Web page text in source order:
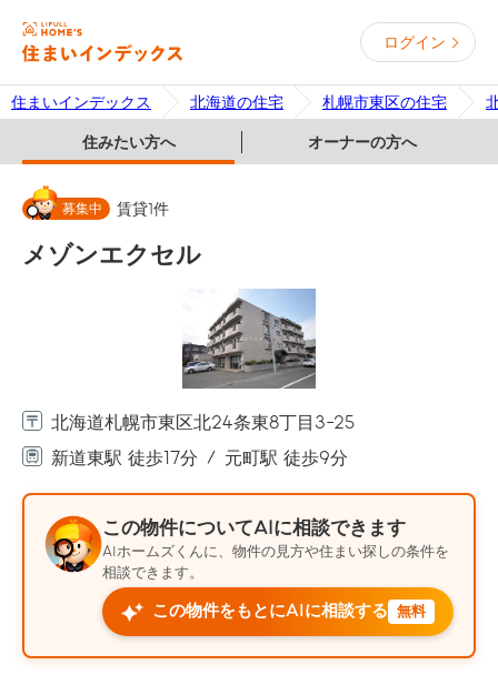
ログイン
住まいインデックス 北海道の住宅 札幌市東区の住宅
住みたい方へ オーナーの方へ
募集中 賃貸1件
メゾンエクセル
北海道札幌市東区北24条東8丁目3-25
新道東駅 徒歩17分
元町駅 徒歩9分
この物件についてAIに相談できます
AIホームズくんに、物件の見方や住まい探しの条件を
相談できます。
この物件をもとにAIに相談する 無料